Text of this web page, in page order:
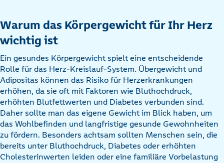
Warum das Körpergewicht für Ihr Herz
wichtig ist
Ein gesundes Körpergewicht spielt eine entscheidende
Rolle für das Herz-Kreislauf-System. Übergewicht und
Adipositas können das Risiko für Herzerkrankungen
erhöhen, da sie oft mit Faktoren wie Bluthochdruck,
erhöhten Blutfettwerten und Diabetes verbunden sind.
Daher sollte man das eigene Gewicht im Blick haben, um
das Wohlbefinden und langfristige gesunde Gewohnheiten
zu fördern. Besonders achtsam sollten Menschen sein, die
bereits unter Bluthochdruck, Diabetes oder erhöhten
Cholesterinwerten leiden oder eine familiäre Vorbelastung